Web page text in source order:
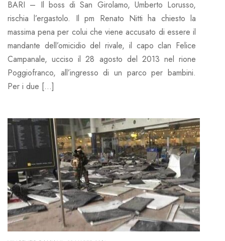
BARI – Il boss di San Girolamo, Umberto Lorusso,
rischia l’ergastolo. Il pm Renato Nitti ha chiesto la
massima pena per colui che viene accusato di essere il
mandante dell’omicidio del rivale, il capo clan Felice
Campanale, ucciso il 28 agosto del 2013 nel rione
Poggiofranco, all’ingresso di un parco per bambini.
Per i due […]